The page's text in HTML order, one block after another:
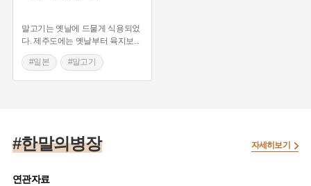
말고기는 옛날에 드물게 식용되었
다. 제주도에는 옛날부터 육지보...
#일본 #말고기
#진상품 #제주 향토음식
#한말의병장
연관자료
자세히보기